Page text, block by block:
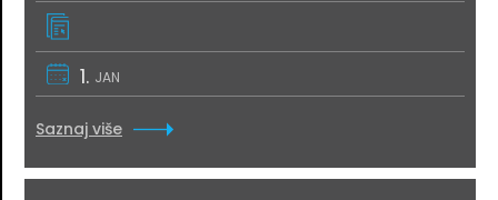
1. JAN
Saznaj više